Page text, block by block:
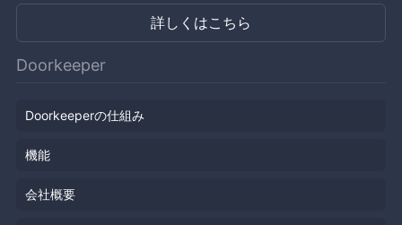
詳しくはこちら
Doorkeeper
Doorkeeperの仕組み
機能
会社概要